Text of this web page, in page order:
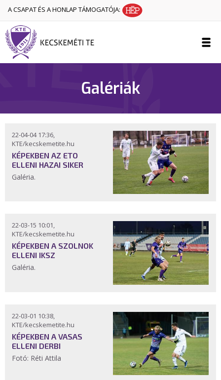
A CSAPAT ÉS A HONLAP TÁMOGATÓJA:
Galériák
22-04-04 17:36,
KTE/kecskemetite.hu
KÉPEKBEN AZ ETO
ELLENI HAZAI SIKER
Galéria.
22-03-15 10:01,
KTE/kecskemetite.hu
KÉPEKBEN A SZOLNOK
ELLENI IKSZ
Galéria.
22-03-01 10:38,
KTE/kecskemetite.hu
KÉPEKBEN A VASAS
ELLENI DERBI
Fotó: Réti Attila